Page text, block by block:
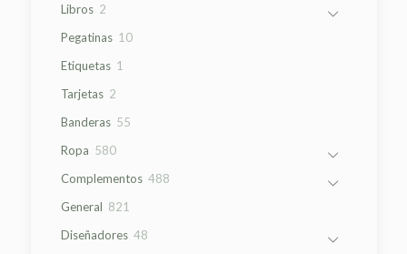
Libros 22
Pegatinas 1010
Etiquetas 1
Tarjetas 22
Banderas 5555
Ropa 580580
Complementos 488488
General 821
Diseñadores 4848